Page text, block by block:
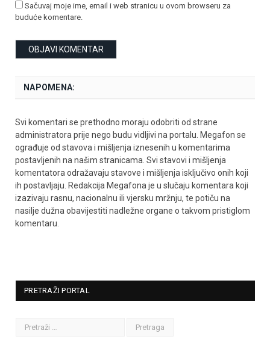
Sačuvaj moje ime, email i web stranicu u ovom browseru za
buduće komentare.
NAPOMENA:
Svi komentari se prethodno moraju odobriti od strane
administratora prije nego budu vidljivi na portalu. Megafon se
ograđuje od stavova i mišljenja iznesenih u komentarima
postavljenih na našim stranicama. Svi stavovi i mišljenja
komentatora odražavaju stavove i mišljenja isključivo onih koji
ih postavljaju. Redakcija Megafona je u slučaju komentara koji
izazivaju rasnu, nacionalnu ili vjersku mržnju, te potiču na
nasilje dužna obavijestiti nadležne organe o takvom pristiglom
komentaru.
PRETRAŽI PORTAL